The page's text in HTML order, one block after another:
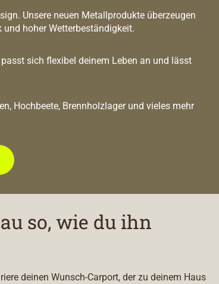
Unsere neuen Metallprodukte überzeugen
hoher Wetterbeständigkeit.
sich flexibel deinem Leben an und lässt
Hochbeete, Brennholzlager und vieles mehr
so, wie du ihn
deinen Wunsch-Carport, der zu deinem Haus